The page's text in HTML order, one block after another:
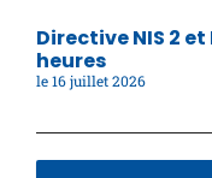
Directive NIS 2
heures
16 juillet 2026